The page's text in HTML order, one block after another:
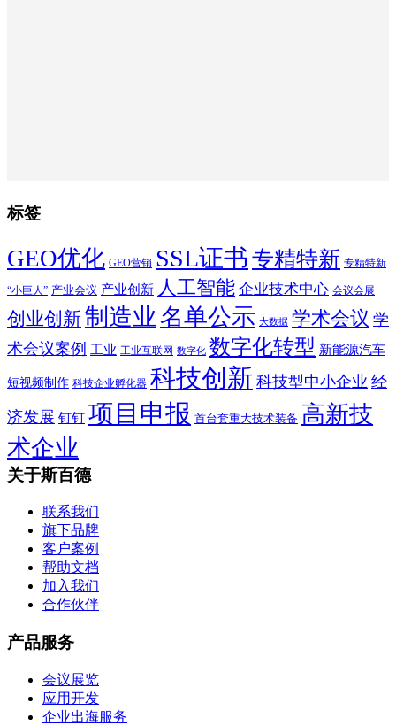
标签
GEO优化 GEO营销 SSL证书 专精特新 专精特新
“小巨人” 产业会议 产业创新 人工智能 企业技术中心 会议会展
创业创新制造业 名单公示 大数据 学术会议 学
术会议案例 工业 工业互联网 数字化 数字化转型 新能源汽车
短视频制作 科技企业孵化器 科技创新 科技型中小企业 经
济发展 钉钉 项目申报 首台套重大技术装备 高新技
术企业
关于斯百德
联系我们
旗下品牌
客户案例
帮助文档
加入我们
合作伙伴
产品服务
会议展览
应用开发
企业出海服务